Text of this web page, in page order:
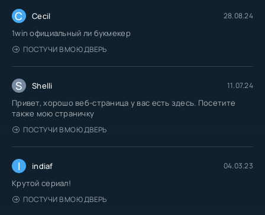
C Cecil 28.08.24
1win официальный ли букмекер
ПОСТУЧИ В МОЮ ДВЕРЬ
S Shelli 11.07.24
Привет, хорошо веб-страница у вас есть здесь. Посетите
также мою страничку
ПОСТУЧИ В МОЮ ДВЕРЬ
I indiaf 04.03.23
Крутой сериал!
ПОСТУЧИ В МОЮ ДВЕРЬ